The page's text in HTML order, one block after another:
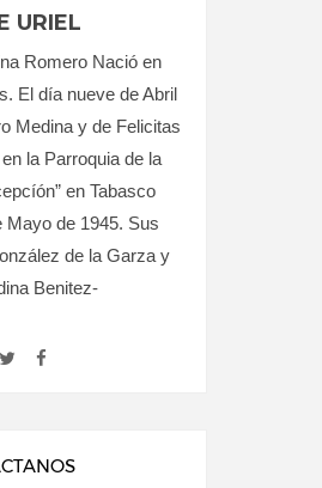
URIEL
Romero Nació en
El día nueve de Abril
Medina y de Felicitas
la Parroquia de la
en Tabasco
Mayo de 1945. Sus
de la Garza y
Benitez-